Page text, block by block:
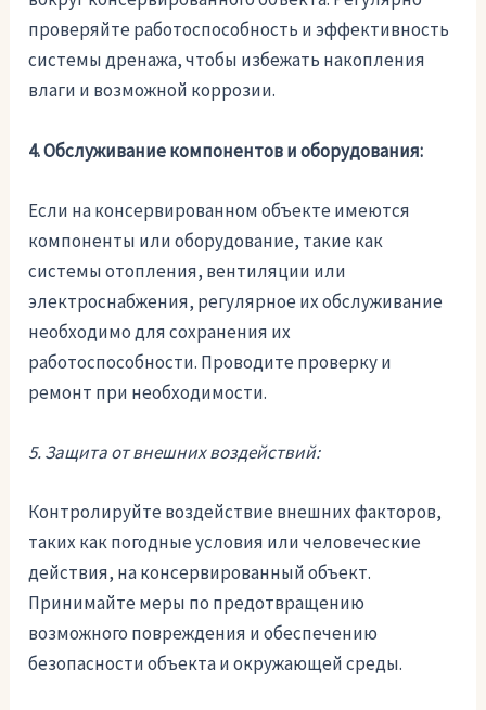
проверяйте работоспособность и эффективность
системы дренажа, чтобы избежать накопления
влаги и возможной коррозии.
4. Обслуживание компонентов и оборудования:
Если на консервированном объекте имеются
компоненты или оборудование, такие как
системы отопления, вентиляции или
электроснабжения, регулярное их обслуживание
необходимо для сохранения их
работоспособности. Проводите проверку и
ремонт при необходимости.
5. Защита от внешних воздействий:
Контролируйте воздействие внешних факторов,
таких как погодные условия или человеческие
действия, на консервированный объект.
Принимайте меры по предотвращению
возможного повреждения и обеспечению
безопасности объекта и окружающей среды.